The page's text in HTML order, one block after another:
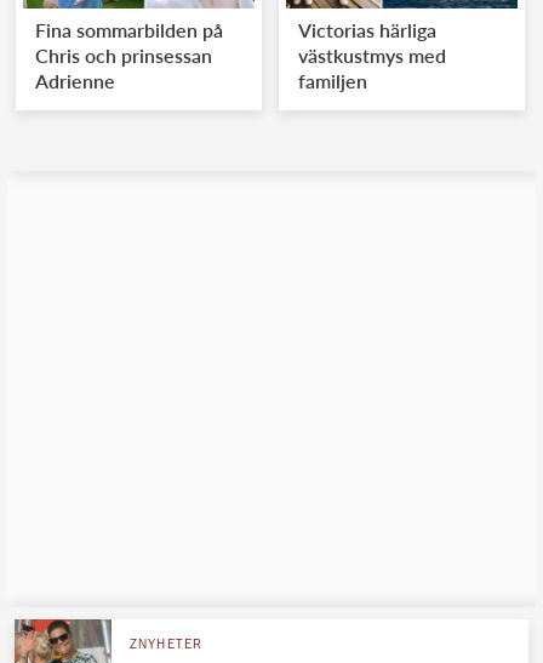
Fina sommarbilden på
Chris och prinsessan
Adrienne
Victorias härliga
västkustmys med
familjen
ZNYHETER